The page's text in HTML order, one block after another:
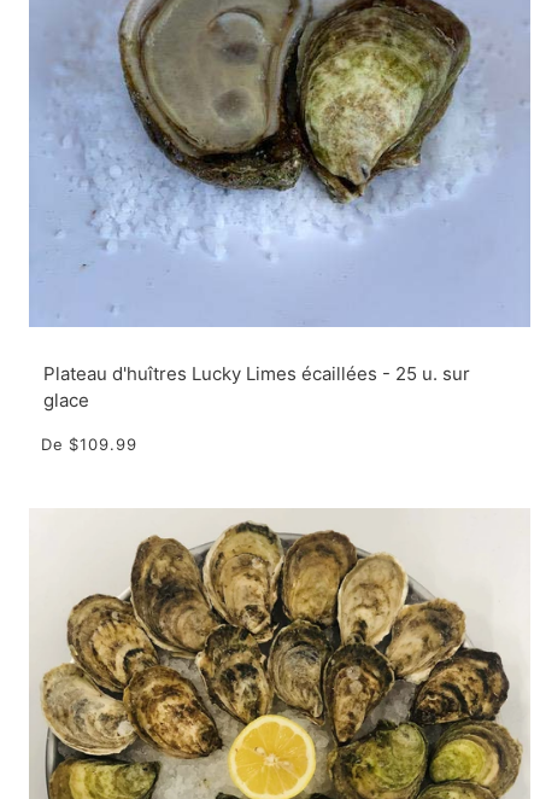
Plateau d'huîtres Lucky Limes écaillées - 25 u. sur
glace
De $109.99